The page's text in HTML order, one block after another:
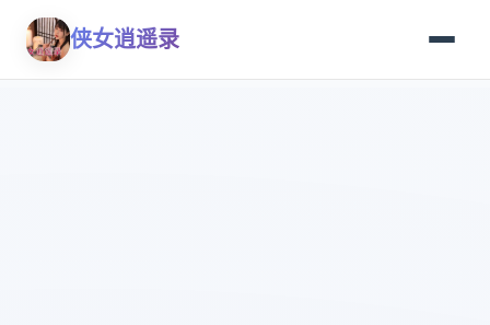
侠女逍遥录